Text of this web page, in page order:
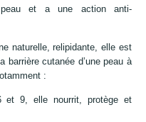
et a une action anti-
naturelle, relipidante, elle est
barrière cutanée d’une peau à
:
et 9, elle nourrit, protège et